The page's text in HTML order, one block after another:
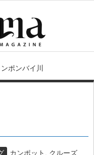
ンポンバイ川
カンポット クルーズ